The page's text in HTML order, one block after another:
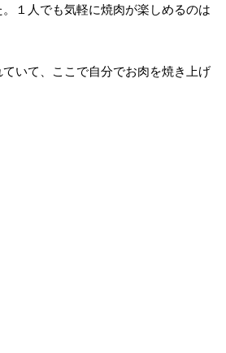
１人でも気軽に焼肉が楽しめるのは
いて、ここで自分でお肉を焼き上げ